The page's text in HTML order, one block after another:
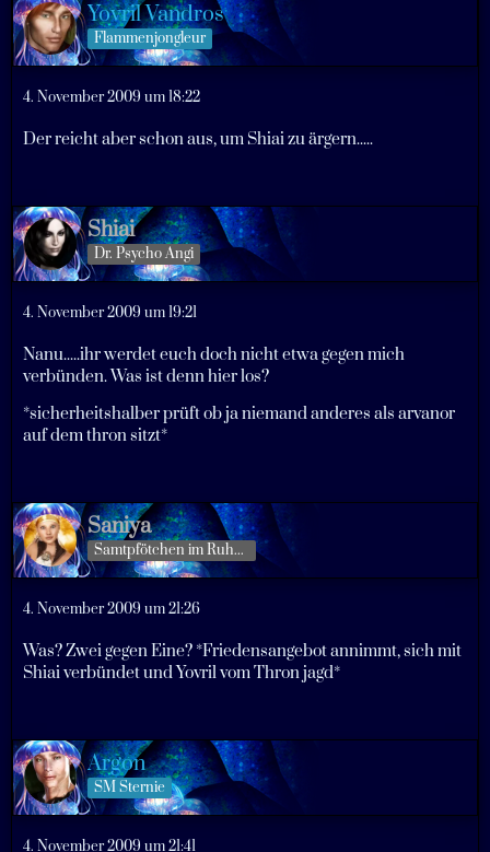
Yovril Vandros
Flammenjongleur
4. November 2009 um 18:22
Der reicht aber schon aus, um Shiai zu ärgern.....
Shiai
Dr. Psycho Angi
4. November 2009 um 19:21
Nanu.....ihr werdet euch doch nicht etwa gegen mich
verbünden. Was ist denn hier los?
*sicherheitshalber prüft ob ja niemand anderes als arvanor
auf dem thron sitzt*
Saniya
Samtpfötchen im Ruhestand
4. November 2009 um 21:26
Was? Zwei gegen Eine? *Friedensangebot annimmt, sich mit
Shiai verbündet und Yovril vom Thron jagd*
Argon
SM Sternie
4. November 2009 um 21:41